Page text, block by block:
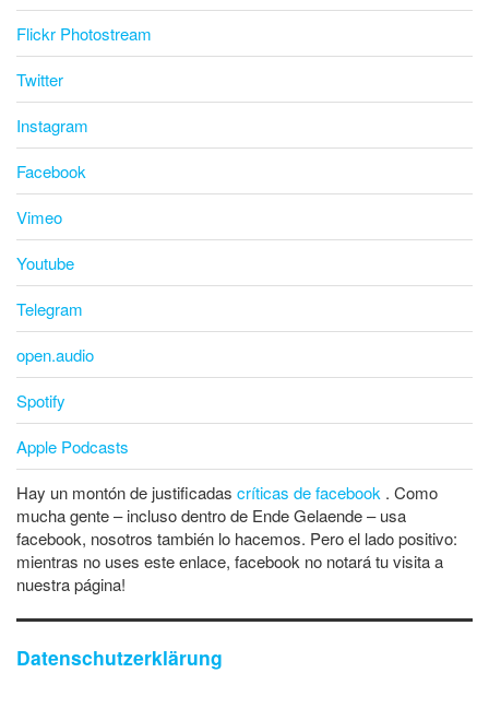
Flickr Photostream
Twitter
Instagram
Facebook
Vimeo
Youtube
Telegram
open.audio
Spotify
Apple Podcasts
Hay un montón de justificadas críticas de facebook . Como
mucha gente – incluso dentro de Ende Gelaende – usa
facebook, nosotros también lo hacemos. Pero el lado positivo:
mientras no uses este enlace, facebook no notará tu visita a
nuestra página!
Datenschutzerklärung